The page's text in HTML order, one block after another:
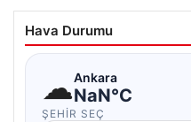
Hava Durumu
☁Ankara
NaN°C
ŞEHIR SEÇ